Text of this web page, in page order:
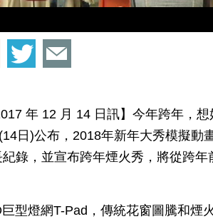
年 12 月 14 日訊】今年跨年，
日)公布，2018年新年大秀模擬動
錄，並宣布跨年煙火秀，將從跨
型燈網T-Pad，傳統花窗圖騰和煙